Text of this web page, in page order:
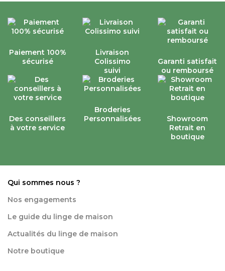
Paiement 100%
sécurisé
Livraison
Colissimo
suivi
Garanti satisfait
ou remboursé
Des conseillers
à votre service
Broderies
Personnalisées
Showroom
Retrait en
boutique
Qui sommes nous ?
Nos engagements
Le guide du linge de maison
Actualités du linge de maison
Notre boutique